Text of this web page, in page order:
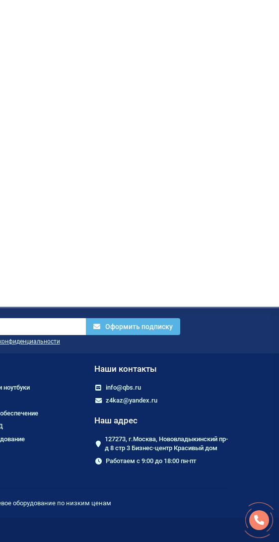
Оформить подписку
Наши контакты
info@qbs.ru
z4kaz@yandex.ru
Наш адрес
127273, г.Москва, Нововладыкинский пр-
д 8 стр 3 Бизнес-центр Красивый дом
Работаем с 9:00 до 18:00 пн-пт
оборудование по низким ценам